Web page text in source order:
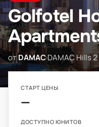
Golfotel
отDAMAC·DAMAC Hills 2
СТАРТ ЦЕНЫ
—
ДОСТУПНО ЮНИТОВ